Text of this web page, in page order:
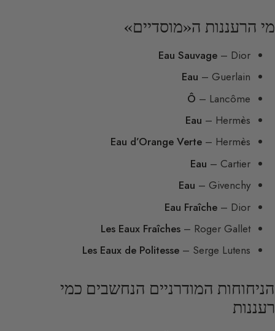
מי הרעננות ה«מוסדיים»
Eau Sauvage – Dior
Eau – Guerlain
Ô – Lancôme
Eau – Hermès
Eau d’Orange Verte – Hermès
Eau – Cartier
Eau – Givenchy
Eau Fraîche – Dior
Les Eaux Fraîches – Roger Gallet
Les Eaux de Politesse – Serge Lutens
הניחוחות המודרניים הנחשבים כמי
רעננות